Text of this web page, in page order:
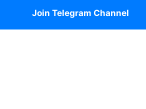
Join Telegram Channel